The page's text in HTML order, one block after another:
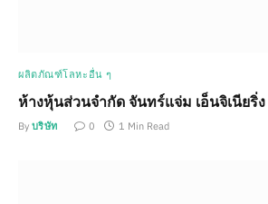
ผลิตภัณฑ์โลหะอื่น ๆ
ห้างหุ้นส่วนจำกัด จันทร์แจ่ม เอ็นจิเนียริ่ง
By บริษัท 0 1 Min Read